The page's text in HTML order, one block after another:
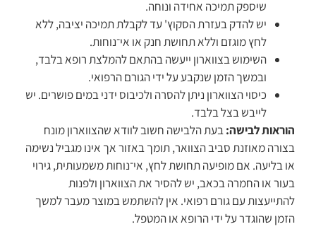
שיספק תמיכה אחידה ונוחה.
יש להדק בעזרת הסקוץ' עד לקבלת תמיכה יציבה, ללא
לחץ מוגזם וללא תחושת חנק או אי־נוחות.
השימוש בצווארון ייעשה בהתאם להמלצת רופא בלבד,
ובמשך הזמן שנקבע על ידי הגורם הרפואי.
כיסוי הצווארון ניתן להסרה ולכיבוס ידני במים פושרים. יש
לייבש בצל בלבד.
הוראות לבישה:בעת הלבישה חשוב לוודא שהצווארון מונח
בצורה מאוזנת סביב הצוואר, תומך באזור אך אינו מגביל נשימה
או בליעה. אם מופיעה תחושת לחץ, אי־נוחות משמעותית, גירוי
בעור או החמרה בכאב, יש להסיר את הצווארון ולפנות
להתייעצות עם גורם רפואי. אין להשתמש במוצר מעבר למשך
הזמן שהוגדר על ידי הרופא או המטפל.